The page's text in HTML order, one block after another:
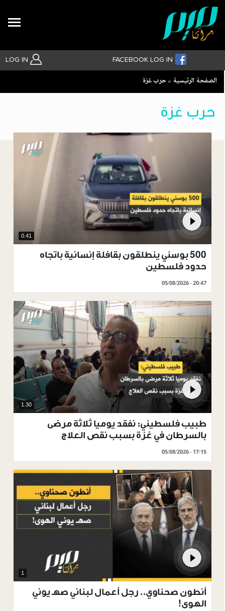
LOG IN FACEBOOK LOG IN
Breadcrumb
الصفحة الرئيسية حرب غزة
حرب غزة
0.41
500 بوسني ينطلقون بقافلة إنسانية باتجاه
حدود فلسطين
05/08/2026 - 20:47
1.30
طبيب فلسطيني: نفقد يوميا ثلاثة مرضى
بالسرطان في غزة بسبب نقص العلاج
05/08/2026 - 17:15
1
أنطون صحناوي.. رجل أعمال لبناني صهـ يوني
الهوى!